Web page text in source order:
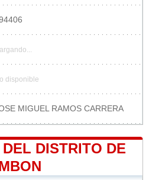
disponible
MIGUEL RAMOS CARRERA
DISTRITO DE